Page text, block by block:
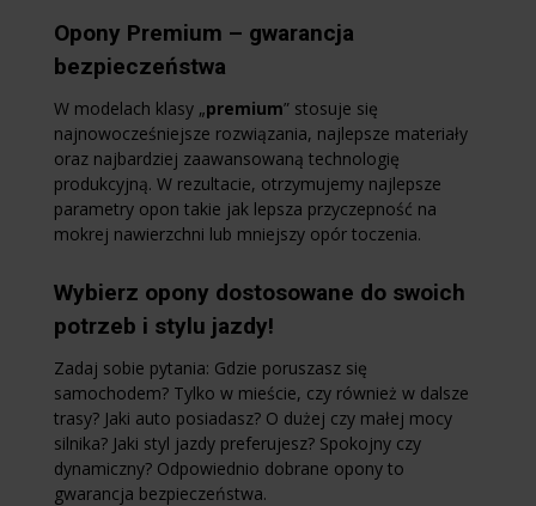
Opony Premium – gwarancja
bezpieczeństwa
W modelach klasy „premium” stosuje się
najnowocześniejsze rozwiązania, najlepsze materiały
oraz najbardziej zaawansowaną technologię
produkcyjną. W rezultacie, otrzymujemy najlepsze
parametry opon takie jak lepsza przyczepność na
mokrej nawierzchni lub mniejszy opór toczenia.
Wybierz opony dostosowane do swoich
potrzeb i stylu jazdy!
Zadaj sobie pytania: Gdzie poruszasz się
samochodem? Tylko w mieście, czy również w dalsze
trasy? Jaki auto posiadasz? O dużej czy małej mocy
silnika? Jaki styl jazdy preferujesz? Spokojny czy
dynamiczny? Odpowiednio dobrane opony to
gwarancja bezpieczeństwa.